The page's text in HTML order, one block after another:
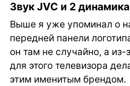
Звук JVC и 2
Выше я уже упоминал о
передней панели
он там не случайно, а из-
для этого телевизора
этим именитым брендом.